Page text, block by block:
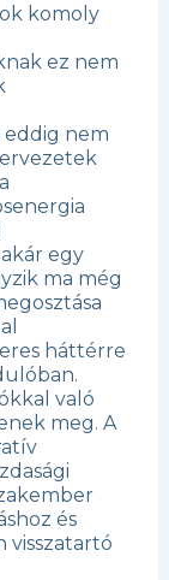
komoly
ez nem
eddig nem
egy
ma még
háttérre
való
meg. A
és
visszatartó